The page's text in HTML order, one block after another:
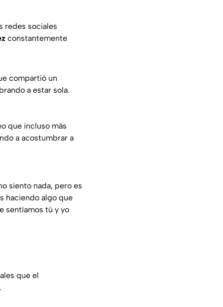
redes sociales
constantemente
compartió un
a estar sola.
que incluso más
a acostumbrar a
siento nada, pero es
haciendo algo que
sentíamos tú y yo
que el